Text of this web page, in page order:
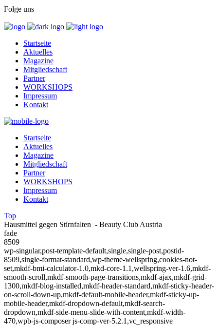
Folge uns
Startseite
Aktuelles
Magazine
Mitgliedschaft
Partner
WORKSHOPS
Impressum
Kontakt
Startseite
Aktuelles
Magazine
Mitgliedschaft
Partner
WORKSHOPS
Impressum
Kontakt
Top
Hausmittel gegen Stirnfalten - Beauty Club Austria
fade
8509
wp-singular,post-template-default,single,single-post,postid-
8509,single-format-standard,wp-theme-wellspring,cookies-not-
set,mkdf-bmi-calculator-1.0,mkd-core-1.1,wellspring-ver-1.6,mkdf-
smooth-scroll,mkdf-smooth-page-transitions,mkdf-ajax,mkdf-grid-
1300,mkdf-blog-installed,mkdf-header-standard,mkdf-sticky-header-
on-scroll-down-up,mkdf-default-mobile-header,mkdf-sticky-up-
mobile-header,mkdf-dropdown-default,mkdf-search-
dropdown,mkdf-side-menu-slide-with-content,mkdf-width-
470,wpb-js-composer js-comp-ver-5.2.1,vc_responsive